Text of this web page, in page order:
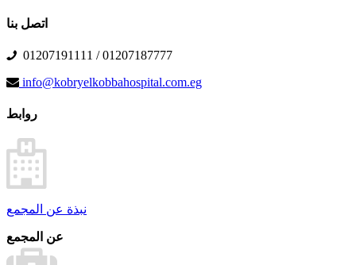
اتصل بنا
01207191111 / 01207187777
info@kobryelkobbahospital.com.eg
روابط
نبذة عن المجمع
عن المجمع